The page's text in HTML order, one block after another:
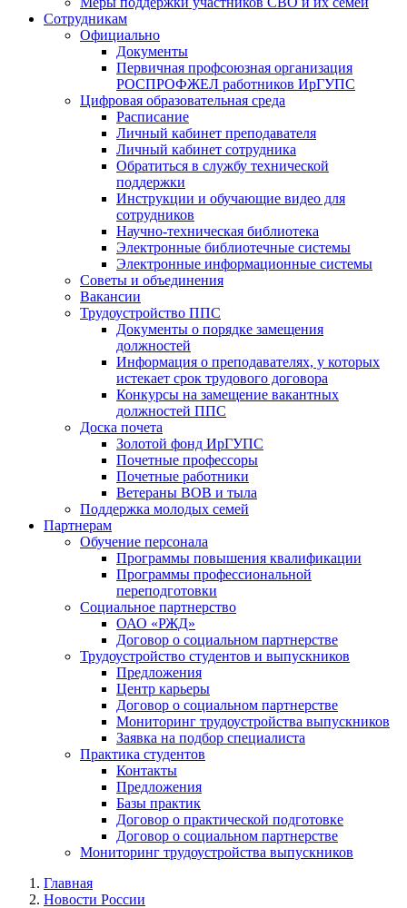
Сотрудникам
Официально
Документы
Первичная профсоюзная организация
РОСПРОФЖЕЛ работников ИрГУПС
Цифровая образовательная среда
Расписание
Личный кабинет преподавателя
Личный кабинет сотрудника
Обратиться в службу технической
поддержки
Инструкции и обучающие видео для
сотрудников
Научно-техническая библиотека
Электронные библиотечные системы
Электронные информационные системы
Советы и объединения
Вакансии
Трудоустройство ППС
Документы о порядке замещения
должностей
Информация о преподавателях, у которых
истекает срок трудового договора
Конкурсы на замещение вакантных
должностей ППС
Доска почета
Золотой фонд ИрГУПС
Почетные профессоры
Почетные работники
Ветераны ВОВ и тыла
Поддержка молодых семей
Партнерам
Обучение персонала
Программы повышения квалификации
Программы профессиональной
переподготовки
Социальное партнерство
ОАО «РЖД»
Договор о социальном партнерстве
Трудоустройство студентов и выпускников
Предложения
Центр карьеры
Договор о социальном партнерстве
Мониторинг трудоустройства выпускников
Заявка на подбор специалиста
Практика студентов
Контакты
Предложения
Базы практик
Договор о практической подготовке
Договор о социальном партнерстве
Мониторинг трудоустройства выпускников
Главная
Новости России